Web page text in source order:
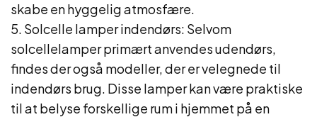
skabe en hyggelig atmosfære.
5. Solcelle lamper indendørs: Selvom
solcellelamper primært anvendes udendørs,
findes der også modeller, der er velegnede til
indendørs brug. Disse lamper kan være praktiske
til at belyse forskellige rum i hjemmet på en